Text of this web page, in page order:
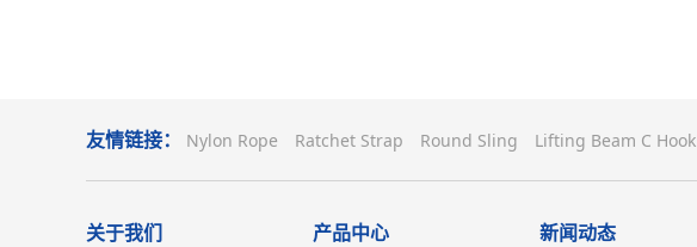
友情链接： Nylon Rope Ratchet Strap Round Sling Lifting Beam C Hook
关于我们 产品中心 新闻动态